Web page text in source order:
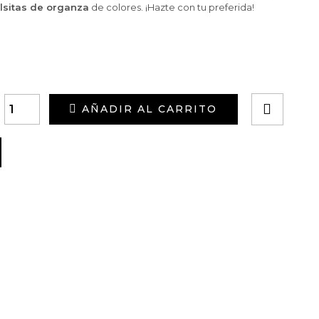
de organza de colores. ¡Hazte con tu preferida!
AÑADIR AL CARRITO